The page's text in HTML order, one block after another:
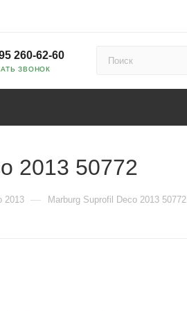
260-62-60
ЗВОНОК
2013 50772
2013 — Marburg Suprofil Deco 2013 50772